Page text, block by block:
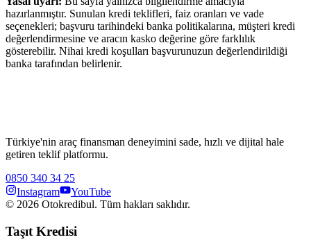
hazırlanmıştır. Sunulan kredi teklifleri, faiz oranları ve vade
seçenekleri; başvuru tarihindeki banka politikalarına, müşteri kredi
değerlendirmesine ve aracın kasko değerine göre farklılık
gösterebilir. Nihai kredi koşulları başvurunuzun değerlendirildiği
banka tarafından belirlenir.
Türkiye'nin araç finansman deneyimini sade, hızlı ve dijital hale
getiren teklif platformu.
0850 340 34 25
Instagram
YouTube
© 2026 Otokredibul. Tüm hakları saklıdır.
Taşıt Kredisi